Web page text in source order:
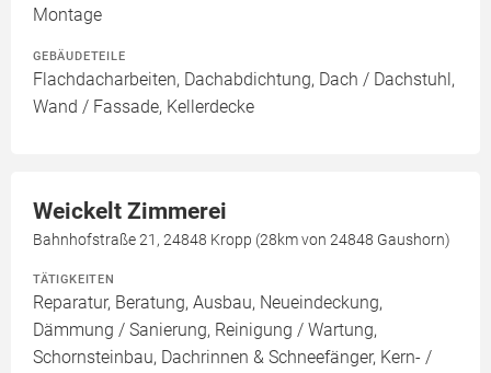
Montage
GEBÄUDETEILE
Flachdacharbeiten, Dachabdichtung, Dach / Dachstuhl,
Wand / Fassade, Kellerdecke
Weickelt Zimmerei
Bahnhofstraße 21, 24848 Kropp (28km von 24848 Gaushorn)
TÄTIGKEITEN
Reparatur, Beratung, Ausbau, Neueindeckung,
Dämmung / Sanierung, Reinigung / Wartung,
Schornsteinbau, Dachrinnen & Schneefänger, Kern- /